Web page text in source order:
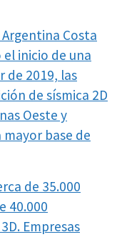
Costa
inicio de una
de 2019, las
de sísmica 2D
Oeste y
base de
de 35.000
40.000
Empresas